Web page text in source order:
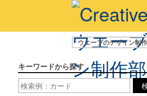
ウエーブのデザイン制
キーワードから探す